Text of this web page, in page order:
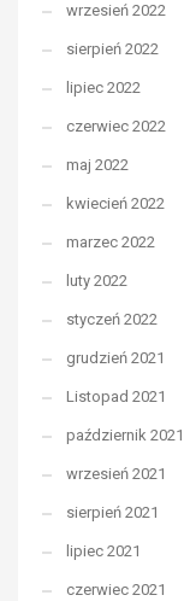
wrzesień 2022
sierpień 2022
lipiec 2022
czerwiec 2022
maj 2022
kwiecień 2022
marzec 2022
luty 2022
styczeń 2022
grudzień 2021
Listopad 2021
październik 2021
wrzesień 2021
sierpień 2021
lipiec 2021
czerwiec 2021